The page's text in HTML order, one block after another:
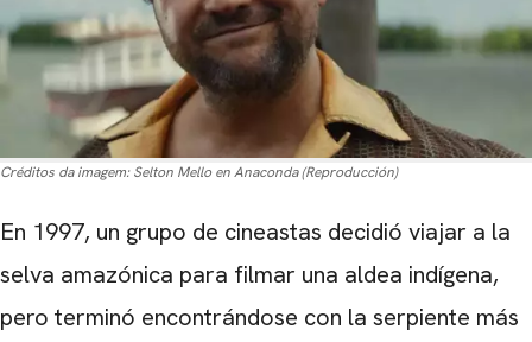
Créditos da imagem: Selton Mello en Anaconda (Reproducción)
En 1997, un grupo de cineastas decidió viajar a la
selva amazónica para filmar una aldea indígena,
pero terminó encontrándose con la serpiente más